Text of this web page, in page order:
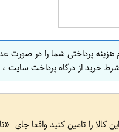
هزینه پرداختی شما را در
خرید از درگاه پرداخت سایت
کالا را تامین کنید واقعا جای